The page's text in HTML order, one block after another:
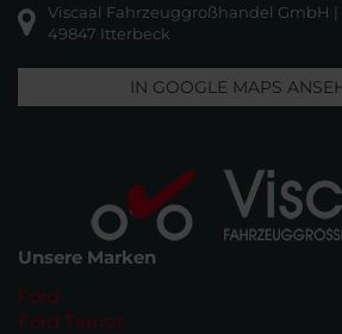
Viscaal Fahrzeuggroßhandel GmbH |
49847 Itterbeck
IN GOOGLE MAPS
Unsere Marken
Ford
Ford Transit